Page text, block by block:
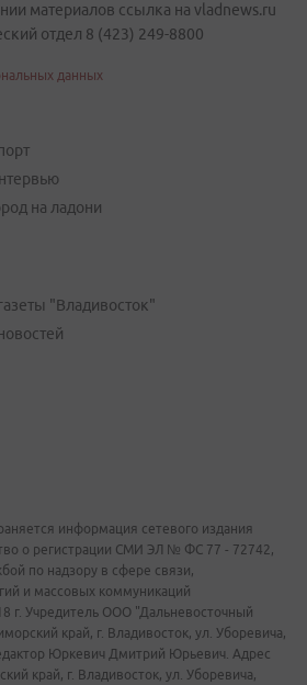
материалов ссылка на vladnews.ru
отдел 8 (423) 249-8800
данных
на ладони
"Владивосток"
информация сетевого издания
о регистрации СМИ ЭЛ № ФС 77 - 72742,
по надзору в сфере связи,
и массовых коммуникаций
г. Учредитель ООО "Дальневосточный
край, г. Владивосток, ул. Уборевича,
Юркевич Дмитрий Юрьевич. Адрес
край, г. Владивосток, ул. Уборевича,